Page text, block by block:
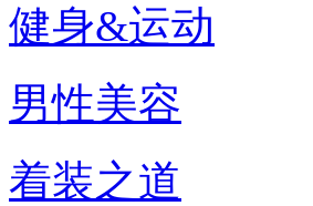
健身&运动
男性美容
着装之道